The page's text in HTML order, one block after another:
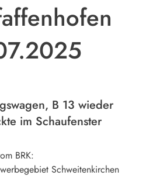
B 13 wieder
im Schaufenster
BRK:
Schweitenkirchen